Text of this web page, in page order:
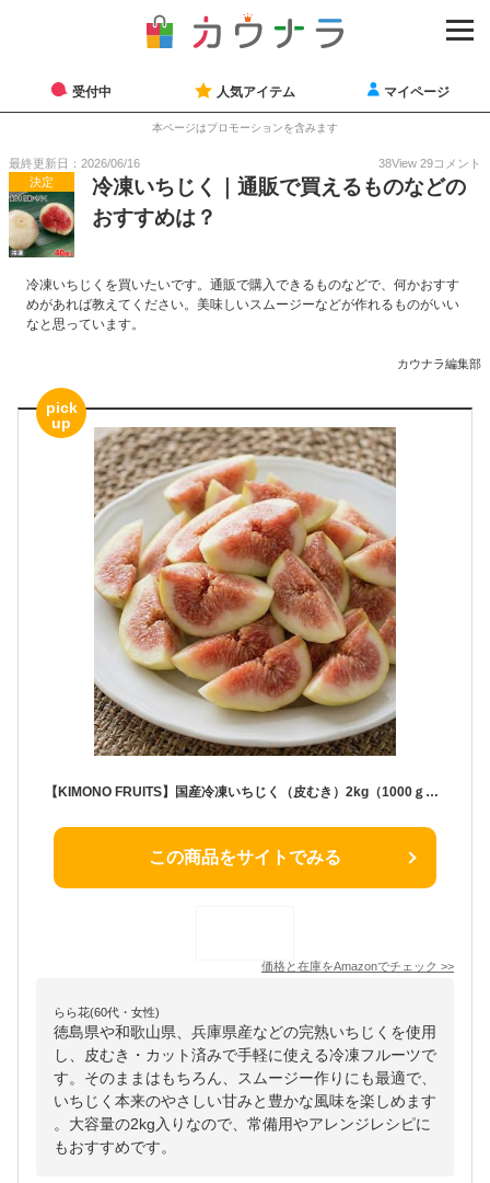
受付中 人気アイテム マイページ
本ページはプロモーションを含みます
最終更新日：2026/06/16 38View 29コメント
決定
冷凍いちじく｜通販で買えるものなどの
おすすめは？
冷凍いちじくを買いたいです。通販で購入できるものなどで、何かおすす
めがあれば教えてください。美味しいスムージーなどが作れるものがいい
なと思っています。
カウナラ編集部
pick
up
【KIMONO FRUITS】国産冷凍いちじく（皮むき）2kg（1000ｇ×2）（徳島、和歌山産、兵庫産など）国産 完熟いちじくの皮をむき、カットしています。
この商品をサイトでみる
価格と在庫をAmazonでチェック >>
らら花(60代・女性)
徳島県や和歌山県、兵庫県産などの完熟いちじくを使用
し、皮むき・カット済みで手軽に使える冷凍フルーツで
す。そのままはもちろん、スムージー作りにも最適で、
いちじく本来のやさしい甘みと豊かな風味を楽しめます
。大容量の2kg入りなので、常備用やアレンジレシピに
もおすすめです。